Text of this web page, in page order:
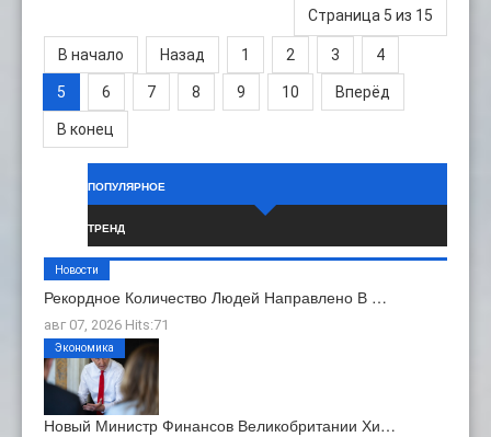
Страница 5 из 15
В начало Назад 1 2 3 4
5 6 7 8 9 10 Вперёд
В конец
ПОПУЛЯРНОЕ
ТРЕНД
Рекордное Количество Людей Направлено В …
авг 07, 2026 Hits:71
Новости
Новый Министр Финансов Великобритании Хи…
Экономика